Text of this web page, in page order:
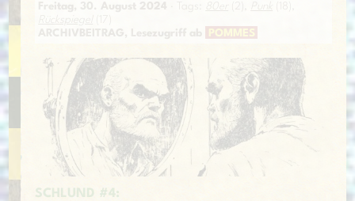
Freitag, 30. August 2024
ARCHIVBEITRAG, Lesezugriff ab
POMMES
SCHLUND #4: